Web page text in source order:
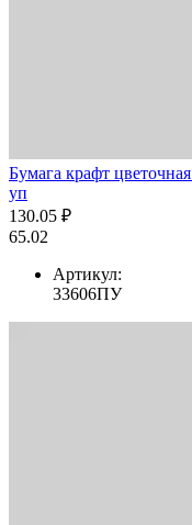
Бумага крафт
уп
130.05 ₽
65.02
Артикул:
33606ПУ